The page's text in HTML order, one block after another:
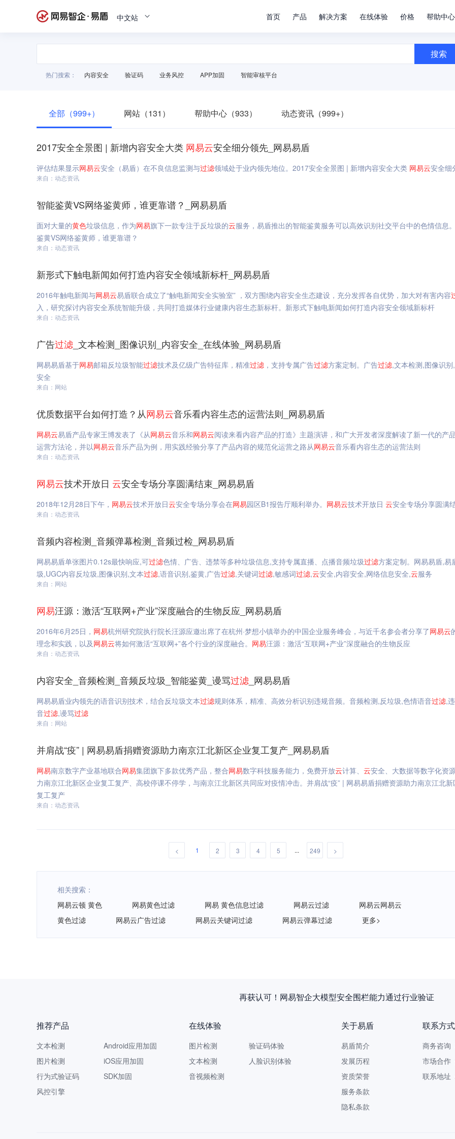
中文站 首页 产品 解决方案 在线体验 价格 帮助中心
搜索
热门搜索： 内容安全 验证码 业务风控 APP加固 智能审核平台
全部（999+） 网站（131） 帮助中心（933） 动态资讯（999+）
2017安全全景图 | 新增内容安全大类 网易云安全细分领先_网易易盾
评估结果显示网易云安全（易盾）在不良信息监测与过滤领域处于业内领先地位。2017安全全景图 | 新增内容安全大类 网易云安全细
来自：动态资讯
智能鉴黄VS网络鉴黄师，谁更靠谱？_网易易盾
面对大量的黄色垃圾信息，作为网易旗下一款专注于反垃圾的云服务，易盾推出的智能鉴黄服务可以高效识别社交平台中的色情信息
鉴黄VS网络鉴黄师，谁更靠谱？
来自：动态资讯
新形式下触电新闻如何打造内容安全领域新标杆_网易易盾
2016年触电新闻与网易云易盾联合成立了“触电新闻安全实验室” ，双方围绕内容安全生态建设，充分发挥各自优势，加大对有害内容
入，研究探讨内容安全系统智能升级，共同打造媒体行业健康内容生态新标杆。新形式下触电新闻如何打造内容安全领域新标杆
来自：动态资讯
广告过滤 _文本检测_图像识别_内容安全_在线体验_网易易盾
网易易盾基于网易邮箱反垃圾智能过滤技术及亿级广告特征库，精准过滤 ，支持专属广告过滤方案定制。广告过滤,文本检测,图像识别
安全
来自：网站
优质数据平台如何打造？从网易云音乐看内容生态的运营法则_网易易盾
网易云易盾产品专家王博发表了《从网易云音乐和网易云阅读来看内容产品的打造》主题演讲，和广大开发者深度解读了新一代的产
运营方法论，并以网易云音乐产品为例，用实践经验分享了产品内容的规范化运营之路从网易云音乐看内容生态的运营法则
来自：动态资讯
网易云技术开放日 云安全专场分享圆满结束_网易易盾
2018年12月28日下午， 网易云技术开放日云安全专场分享会在网易园区B1报告厅顺利举办。 网易云技术开放日 云安全专场分享圆满
来自：动态资讯
音频内容检测_音频弹幕检测_音频过检_网易易盾
网易易盾单张图片0.12s最快响应,可过滤色情、广告、违禁等多种垃圾信息,支持专属直播、点播音频垃圾过滤方案定制。网易易盾,易
圾,UGC内容反垃圾,图像识别,文本过滤,语音识别,鉴黄,广告过滤,关键词过滤,敏感词过滤,云安全,内容安全,网络信息安全,云服务
来自：网站
网易汪源：激活“互联网+产业”深度融合的生物反应_网易易盾
2016年6月25日， 网易杭州研究院执行院长汪源应邀出席了在杭州·梦想小镇举办的中国企业服务峰会，与近千名参会者分享了网易云
理念和实践，以及网易云将如何激活“互联网+”各个行业的深度融合。 网易汪源：激活“互联网+产业”深度融合的生物反应
来自：动态资讯
内容安全_音频检测_音频反垃圾_智能鉴黄_谩骂过滤 _网易易盾
网易易盾业内领先的语音识别技术，结合反垃圾文本过滤规则体系，精准、高效分析识别违规音频。音频检测,反垃圾,色情语音过滤,
音过滤,谩骂过滤
来自：网站
并肩战“疫” | 网易易盾捐赠资源助力南京江北新区企业复工复产_网易易盾
网易南京数字产业基地联合网易集团旗下多款优秀产品，整合网易数字科技服务能力，免费开放云计算、 云安全、大数据等数字化资
力南京江北新区企业复工复产、高校停课不停学，与南京江北新区共同应对疫情冲击。并肩战“疫” | 网易易盾捐赠资源助力南京江北新
复工复产
来自：动态资讯
< 1 2 3 4 5 ... 249 >
相关搜索：
网易云顿 黄色
网易黄色过滤 网易 黄色信息过滤 网易云过滤
网易云网易云
黄色过滤
网易云广告过滤 网易云关键词过滤 网易云弹幕过滤 更多>
再获认可！网易智企大模型安全围栏能力通过行业验证
推荐产品
文本检测
图片检测
行为式验证码
风控引擎
Android应用加固
iOS应用加固
SDK加固
在线体验
图片检测
文本检测
音视频检测
验证码体验
人脸识别体验
关于易盾
易盾简介
发展历程
资质荣誉
服务条款
隐私条款
联系方式
商务咨询
市场合作
联系地址